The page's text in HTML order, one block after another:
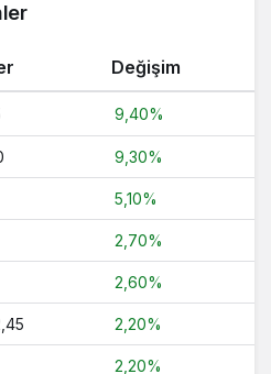
Değişim
9,40%
9,30%
5,10%
2,70%
2,60%
2,20%
2,20%